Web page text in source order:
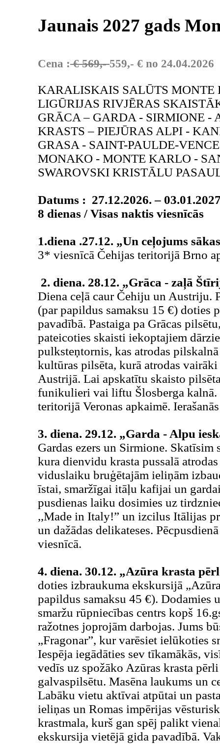
Jaunais 2027 gads
Cena :€ 569,-559,- € no 24.04.2026
KARALISKAIS SALŪTS MONTE
LIGŪRIJAS RIVJĒRAS
GRĀCA – GARDA - SIRMIONE -
KRASTS – PIEJŪRAS ALPI -
GRASA - SAINT-PAULDE-
MONAKO - MONTE KARLO -
SWAROVSKI KRISTĀLU
Datums : 27.12.2026. –
8 dienas / Visas naktis viesnīcās
1.diena .27.12. „Un ceļojums
3* viesnīcā Čehijas teritorijā Brno
2. diena. 28.12. „Grāca - zaļā
Diena ceļā caur Čehiju un Austriju.
(par papildus samaksu 15 €) doties
pavadībā. Pastaiga pa Grācas
pateicoties skaisti iekoptajiem
pulksteņtornis, kas atrodas
kultūras pilsēta, kurā atrodas
Austrijā. Lai apskatītu skaisto
funikulieri vai liftu Šlosberga
teritorijā Veronas apkaimē.
3. diena. 29.12. „Garda - Alpu
Gardas ezers un Sirmione.
kura dienvidu krasta pussalā
viduslaiku bruģētajām ieliņām
īstai, smaržīgai itāļu kafijai un
pusdienas laiku dosimies uz
,,Made in Italy!” un izcilus Itālijas
un dažādas delikateses.
viesnīcā.
4. diena. 30.12. „Azūra krasta
doties izbraukuma ekskursijā
papildus samaksu 45 €). Dodamies
smaržu rūpniecības centrs kopš
ražotnes joprojām darbojas. Jums
„Fragonar”, kur varēsiet ielūkoties
Iespēja iegādāties sev tīkamākās,
vedīs uz spožāko Azūras krasta
galvaspilsētu. Masēna laukums un
Labāku vietu aktīvai atpūtai un
ieliņas un Romas impērijas
krastmala, kurš gan spēj palikt
ekskursija vietējā gida pavadībā.